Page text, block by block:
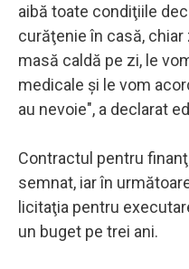
aibă toate condiţiile
curăţenie în casă,
masă caldă pe zi, le
medicale şi le vom
au nevoie", a declarat
Contractul pentru
semnat, iar în
licitaţia pentru
un buget pe trei ani.